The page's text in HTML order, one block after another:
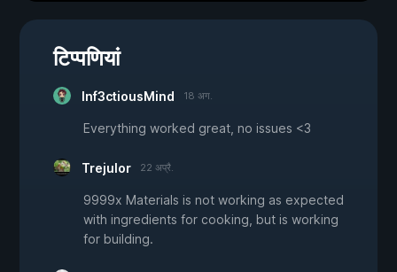
टिप्पणियां
Inf3ctiousMind 18 अग.
Everything worked great, no issues <3
Trejulor 22 अप्रै.
9999x Materials is not working as expected
with ingredients for cooking, but is working
for building.